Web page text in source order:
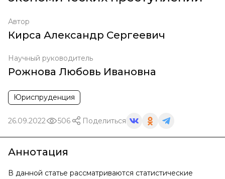
Автор
Кирса Александр Сергеевич
Научный руководитель
Рожнова Любовь Ивановна
Юриспруденция
26.09.2022 506 Поделиться
Аннотация
В данной статье рассматриваются статистические